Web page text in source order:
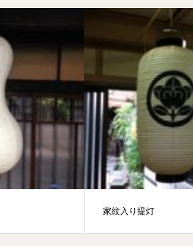
家紋入り提灯